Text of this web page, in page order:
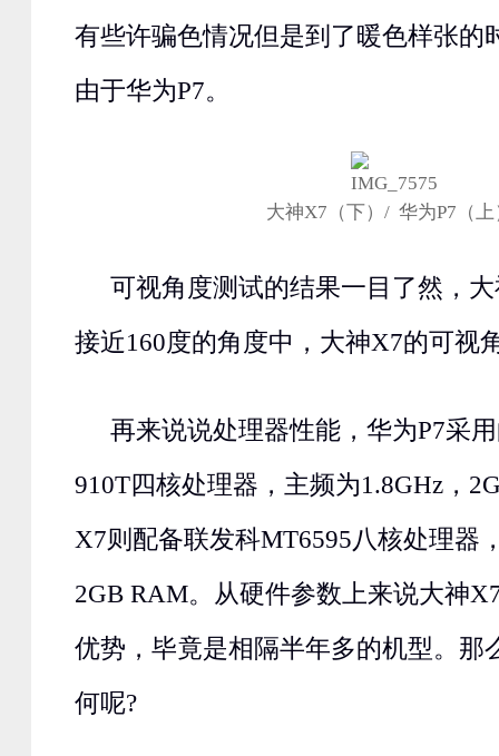
有些许骗色情况但是到了暖色样张的
由于华为P7。
大神X7（下）/ 华为P7（上
可视角度测试的结果一目了然，
接近160度的角度中，大神X7的可视
再来说说处理器性能，华为P7采
910T四核处理器，主频为1.8GHz，
X7则配备联发科MT6595八核处理器
2GB RAM。从硬件参数上来说大神
优势，毕竟是相隔半年多的机型。那
何呢?